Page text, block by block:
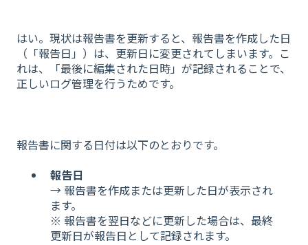
はい。現状は報告書を更新すると、報告書を作成した日
（「報告日」）は、更新日に変更されてしまいます。こ
れは、「最後に編集された日時」が記録されることで、
正しいログ管理を行うためです。
報告書に関する日付は以下のとおりです。
報告日
→ 報告書を作成または更新した日が表示され
ます。
※ 報告書を翌日などに更新した場合は、最終
更新日が報告日として記録されます。